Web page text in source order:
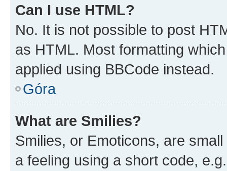
Can I use HTML?
No. It is not possible to post
as HTML. Most formatting
applied using BBCode instead.
Góra
What are Smilies?
Smilies, or Emoticons, are
a feeling using a short code,